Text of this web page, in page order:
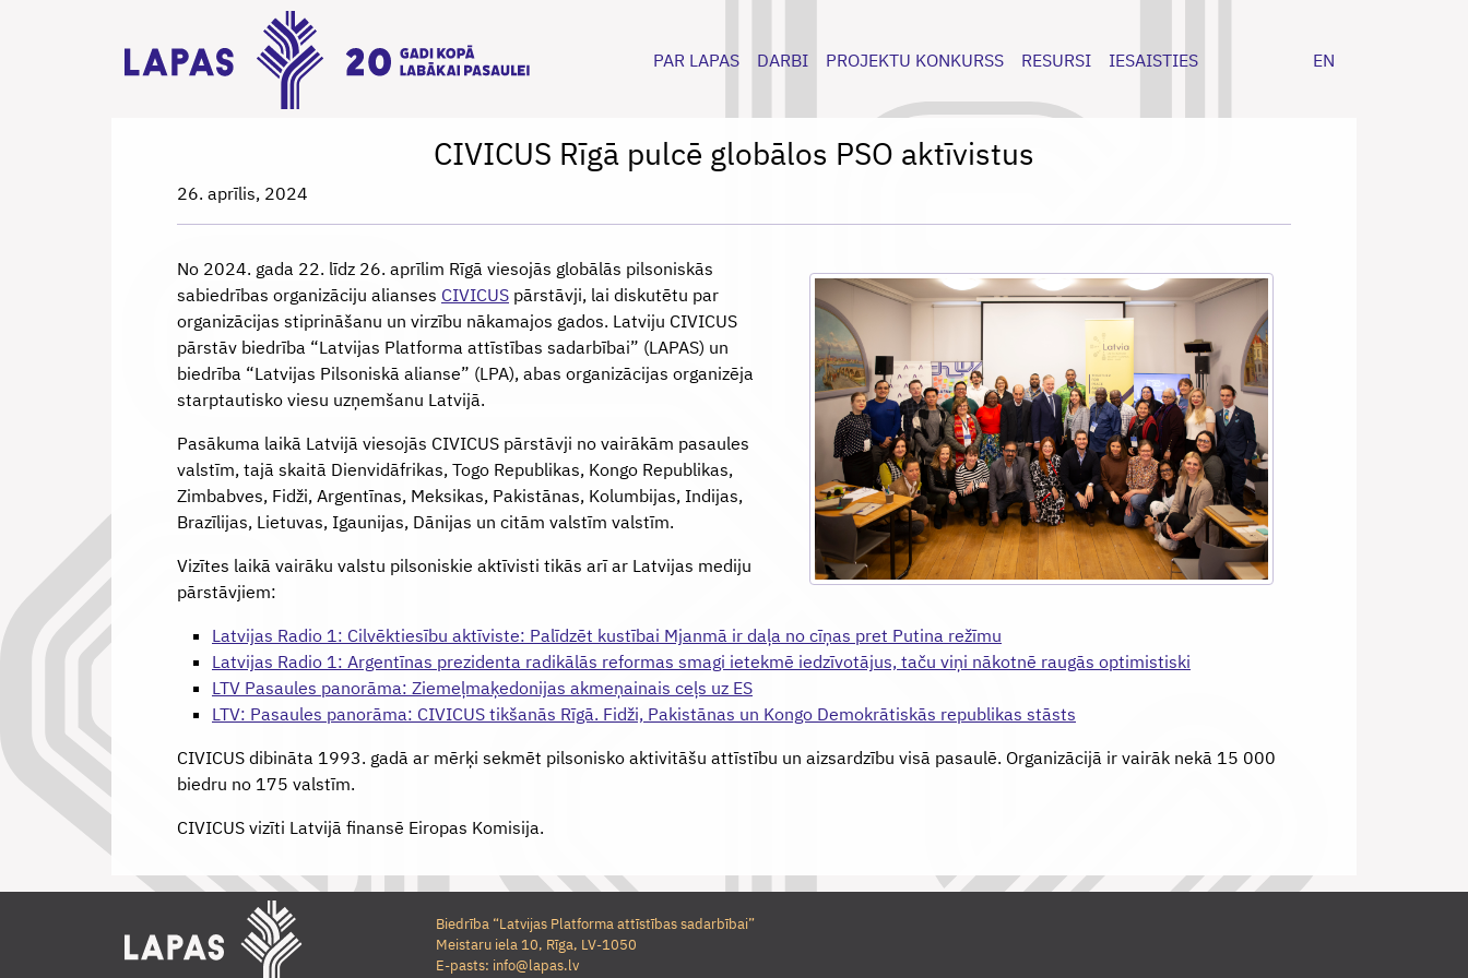
PAR LAPAS DARBI PROJEKTU KONKURSS RESURSI IESAISTIES EN
CIVICUS Rīgā pulcē globālos PSO aktīvistus
26. aprīlis, 2024
No 2024. gada 22. līdz 26. aprīlim Rīgā viesojās globālās pilsoniskās
sabiedrības organizāciju alianses CIVICUS pārstāvji, lai diskutētu par
organizācijas stiprināšanu un virzību nākamajos gados. Latviju CIVICUS
pārstāv biedrība “Latvijas Platforma attīstības sadarbībai” (LAPAS) un
biedrība “Latvijas Pilsoniskā alianse” (LPA), abas organizācijas organizēja
starptautisko viesu uzņemšanu Latvijā.
Pasākuma laikā Latvijā viesojās CIVICUS pārstāvji no vairākām pasaules
valstīm, tajā skaitā Dienvidāfrikas, Togo Republikas, Kongo Republikas,
Zimbabves, Fidži, Argentīnas, Meksikas, Pakistānas, Kolumbijas, Indijas,
Brazīlijas, Lietuvas, Igaunijas, Dānijas un citām valstīm valstīm.
Vizītes laikā vairāku valstu pilsoniskie aktīvisti tikās arī ar Latvijas mediju
pārstāvjiem:
Latvijas Radio 1: Cilvēktiesību aktīviste: Palīdzēt kustībai Mjanmā ir daļa no cīņas pret Putina režīmu
Latvijas Radio 1: Argentīnas prezidenta radikālās reformas smagi ietekmē iedzīvotājus, taču viņi nākotnē raugās optimistiski
LTV Pasaules panorāma: Ziemeļmaķedonijas akmeņainais ceļs uz ES
LTV: Pasaules panorāma: CIVICUS tikšanās Rīgā. Fidži, Pakistānas un Kongo Demokrātiskās republikas stāsts
CIVICUS dibināta 1993. gadā ar mērķi sekmēt pilsonisko aktivitāšu attīstību un aizsardzību visā pasaulē. Organizācijā ir vairāk nekā 15 000
biedru no 175 valstīm.
CIVICUS vizīti Latvijā finansē Eiropas Komisija.
Biedrība “Latvijas Platforma attīstības sadarbībai”
Meistaru iela 10, Rīga, LV-1050
E-pasts: info@lapas.lv